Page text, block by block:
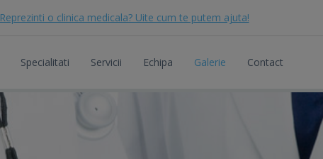
Reprezinti o clinica medicala? Uite cum te putem ajuta!
Specialitati Servicii Echipa Galerie Contact